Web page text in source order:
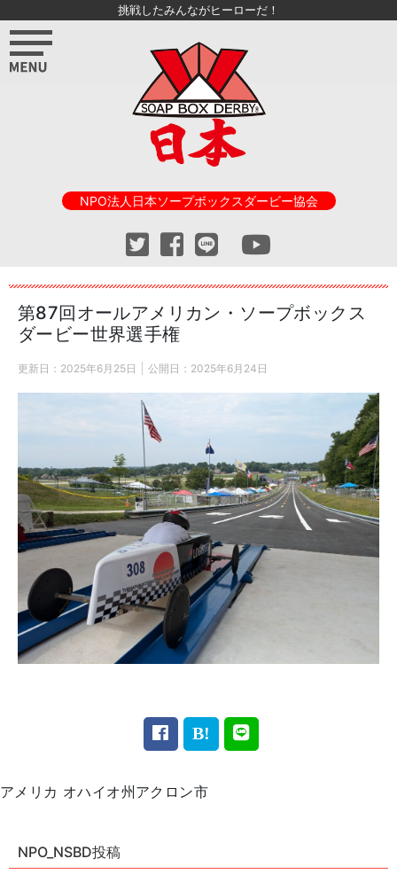
挑戦したみんながヒーローだ！
NPO法人日本ソープボックスダービー協会
第87回オールアメリカン・ソープボックス
ダービー世界選手権
更新日： 2025年6月25日 公開日： 2025年6月24日
アメリカ オハイオ州アクロン市
NPO_NSBD投稿